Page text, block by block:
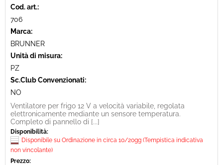
Cod. art.:
706
Marca:
BRUNNER
Unità di misura:
PZ
Sc.Club Convenzionati:
NO
Ventilatore per frigo 12 V a velocità variabile, regolata
elettronicamente mediante un sensore temperatura.
Completo di pannello di [...]
Disponibilità:
Disponibile su Ordinazione in circa 10/20gg (Tempistica indicativa
non vincolante)
Prezzo: